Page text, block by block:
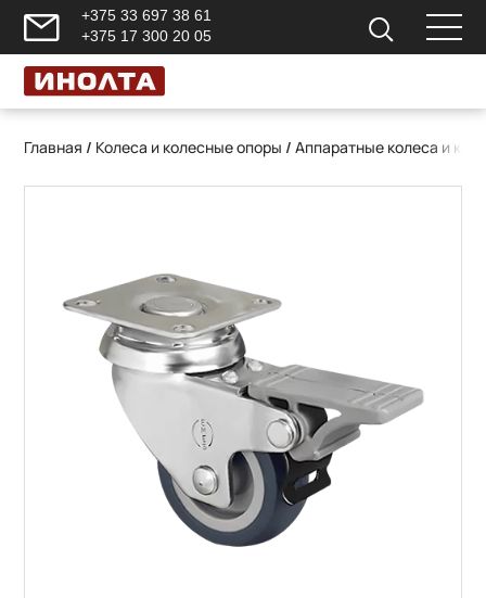
+375 33 697 38 61
+375 17 300 20 05
Главная / Колеса и колесные опоры /Аппаратные колеса и